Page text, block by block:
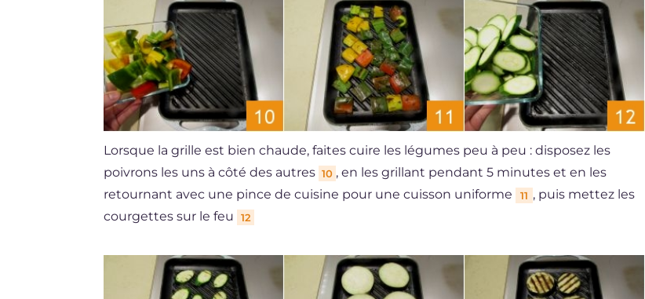
Lorsque la grille est bien chaude, faites cuire les légumes peu à peu : disposez les
poivrons les uns à côté des autres 10 , en les grillant pendant 5 minutes et en les
retournant avec une pince de cuisine pour une cuisson uniforme
11 , puis mettez les
courgettes sur le feu
12